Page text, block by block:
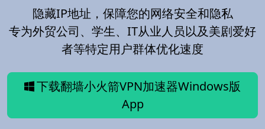
隐藏IP地址，保障您的网络安全和隐私
专为外贸公司、学生、IT从业人员以及美剧爱好
者等特定用户群体优化速度
下载翻墙小火箭VPN加速器Windows版
App